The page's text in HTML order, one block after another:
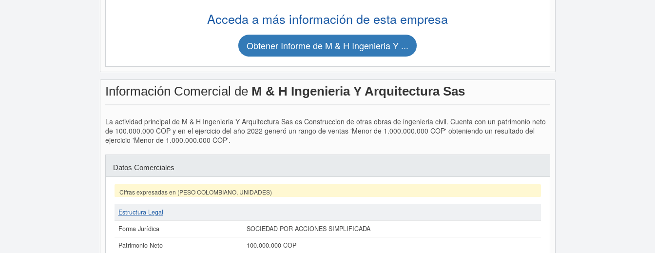
Acceda a más información de esta empresa
Obtener Informe de M & H Ingenieria Y ...
Información Comercial de M & H Ingenieria Y Arquitectura Sas
La actividad principal de M & H Ingenieria Y Arquitectura Sas es Construccion de otras obras de ingenieria civil. Cuenta con un patrimonio neto
de 100.000.000 COP y en el ejercicio del año 2022 generó un rango de ventas 'Menor de 1.000.000.000 COP' obteniendo un resultado del
ejercicio 'Menor de 1.000.000.000 COP'.
Datos Comerciales
Cifras expresadas en (PESO COLOMBIANO, UNIDADES)
Estructura Legal
Forma Jurídica
SOCIEDAD POR ACCIONES SIMPLIFICADA
Patrimonio Neto
100.000.000 COP